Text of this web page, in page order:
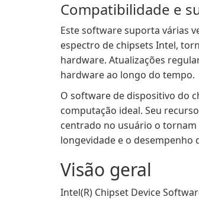
Compatibilidade e
Este software suporta várias
espectro de chipsets Intel,
hardware. Atualizações
hardware ao longo do tempo.
O software de dispositivo do
computação ideal. Seu
centrado no usuário o
longevidade e o desempenho
Visão geral
Intel(R) Chipset Device